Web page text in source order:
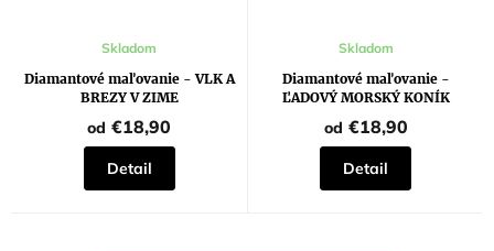
Diamantové maľovanie - VLK A
BREZY V ZIME
Skladom
od €18,90
Detail
Diamantové maľovanie -
ĽADOVÝ MORSKÝ KONÍK
Skladom
od €18,90
Detail